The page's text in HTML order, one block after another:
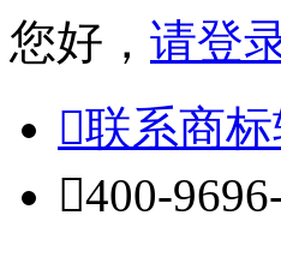
您好， 请登
联系商
400-